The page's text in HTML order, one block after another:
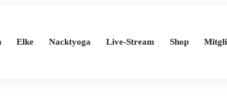
Elke Nacktyoga Live-Stream Shop